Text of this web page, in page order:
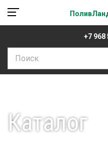
+7 968
Каталог